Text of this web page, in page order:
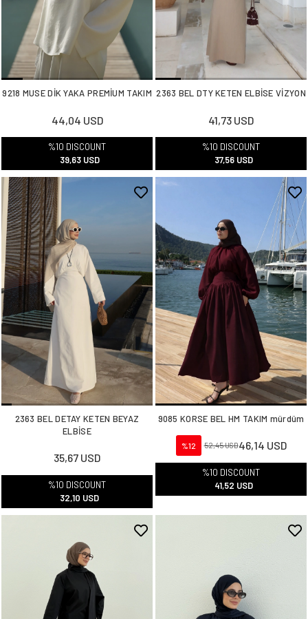
9218 MUSE DİK YAKA PREMİUM TAKIM
44,04 USD
%10 DISCOUNT
39,63 USD
2363 BEL DTY KETEN ELBİSE VİZYON
41,73 USD
%10 DISCOUNT
37,56 USD
2363 BEL DETAY KETEN BEYAZ
ELBİSE
35,67 USD
%10 DISCOUNT
32,10 USD
9085 KORSE BEL HM TAKIM mürdüm
%12 52,45 USD46,14 USD
%10 DISCOUNT
41,52 USD